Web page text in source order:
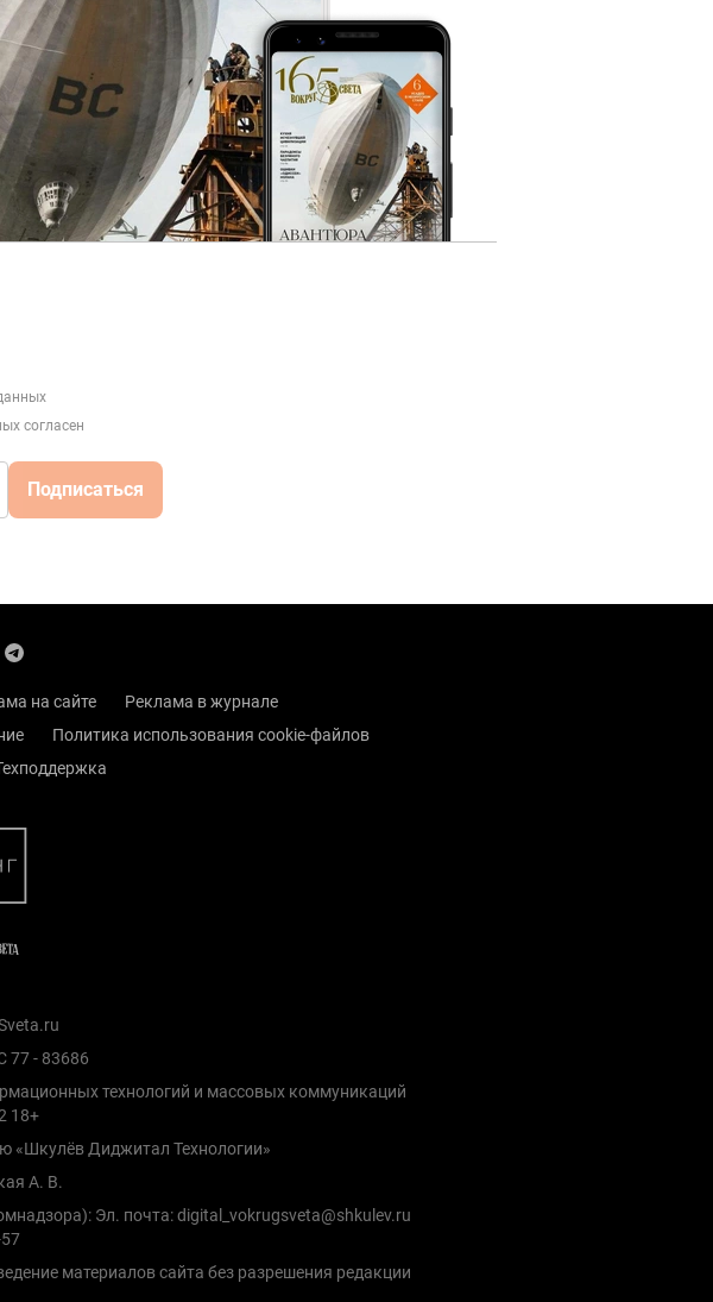
согласен
Подписаться
на сайте
Реклама в журнале
Политика использования cookie-файлов
77 - 83686
технологий и массовых коммуникаций
18+
«Шкулёв Диджитал Технологии»
А. В.
Эл. почта: digital_vokrugsveta@shkulev.ru
материалов сайта без разрешения редакции